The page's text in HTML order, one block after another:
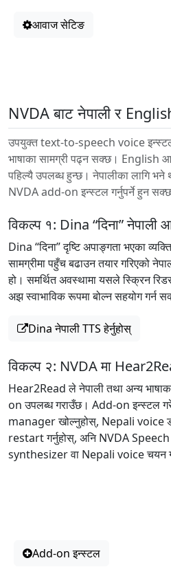
आवाज सेटिङ
NVDA बाट नेपाली र
उपयुक्त text-to-speech voice
भाषाका सामग्री पढ्न सक्छ। English
पहिल्यै उपलब्ध हुन्छ। नेपालीका लागि
NVDA add-on इन्स्टल गर्नुपर्ने हुन
विकल्प १: Dina “दिना” नेपाली
Dina “दिना” दृष्टि अपाङ्गता भएका
सामग्रीमा पहुँच बढाउन तयार गरिएको
हो। समर्थित अवस्थामा यसले स्क्रिन
अझ स्वाभाविक रूपमा बोल्न सहयोग गर्न
Dina नेपाली TTS हेर्नुहोस्
विकल्प २: NVDA मा
Hear2Read ले नेपाली तथा अन्य
on उपलब्ध गराउँछ। Add-on इन्स्टल
manager खोल्नुहोस्, Nepali voice
restart गर्नुहोस्, अनि NVDA
synthesizer वा Nepali voice चयन
Add-on इन्स्टल